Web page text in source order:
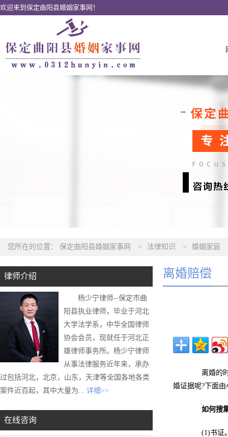
欢迎来到保定曲阳县婚姻家事网！
您所在的位置： 保定曲阳县婚姻家事网 > 法律知识 > 婚姻家庭
律师介绍
杨少宁律师--保定市曲
阳县执业律师，毕业于河北
大学法学系，中华全国律师
协会会员，现就任于河北正
雄律师事务所。杨少宁律师
从事法律服务近年来，承办
过包括河北，北京，山东，天津等全国各地各类
案件近百起，其中大量为... 详细>>
在线咨询
离婚赔偿
离婚的时
婚证据呢?下面
如何搜
(1)书证。